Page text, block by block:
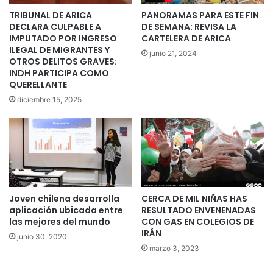
TRIBUNAL DE ARICA
DECLARA CULPABLE A
IMPUTADO POR INGRESO
ILEGAL DE MIGRANTES Y
OTROS DELITOS GRAVES:
INDH PARTICIPA COMO
QUERELLANTE
diciembre 15, 2025
PANORAMAS PARA ESTE FIN
DE SEMANA: REVISA LA
CARTELERA DE ARICA
junio 21, 2024
Joven chilena desarrolla
aplicación ubicada entre
las mejores del mundo
junio 30, 2020
CERCA DE MIL NIÑAS HAS
RESULTADO ENVENENADAS
CON GAS EN COLEGIOS DE
IRÁN
marzo 3, 2023